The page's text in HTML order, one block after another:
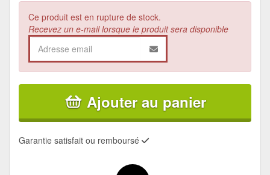
Ce produit est en rupture de stock.
Recevez un e-mail lorsque le produit sera disponible
Ajouter au panier
Garantie satisfait ou remboursé